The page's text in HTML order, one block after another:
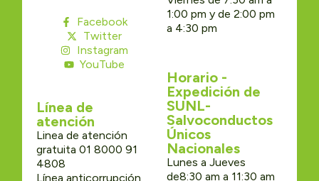
Facebook
Twitter
Instagram
YouTube
Línea de
atención
Linea de atención
gratuita 01 8000 91
4808
Línea anticorrupción
1:00 pm y de 2:00 pm
a 4:30 pm
Horario -
Expedición de
SUNL-
Salvoconductos
Únicos
Nacionales
Lunes a Jueves
de8:30 am a 11:30 am